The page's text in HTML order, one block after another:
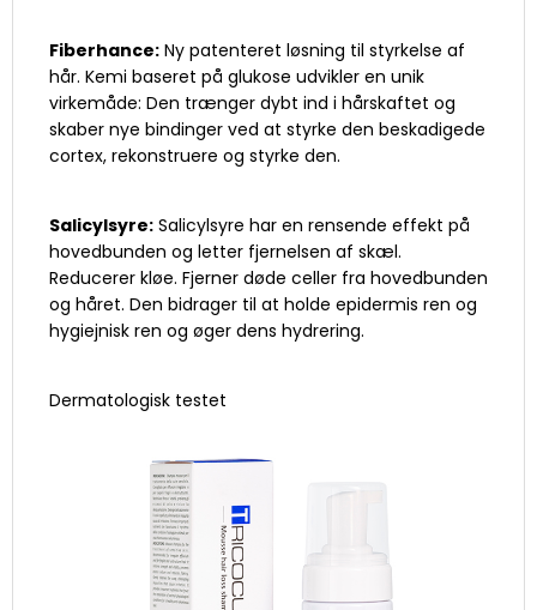
Fiberhance: Ny patenteret løsning til styrkelse af
hår. Kemi baseret på glukose udvikler en unik
virkemåde: Den trænger dybt ind i hårskaftet og
skaber nye bindinger ved at styrke den beskadigede
cortex, rekonstruere og styrke den.
Salicylsyre: Salicylsyre har en rensende effekt på
hovedbunden og letter fjernelsen af skæl.
Reducerer kløe. Fjerner døde celler fra hovedbunden
og håret. Den bidrager til at holde epidermis ren og
hygiejnisk ren og øger dens hydrering.
Dermatologisk testet